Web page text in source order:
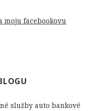
moju facebookovu
služby auto bankové